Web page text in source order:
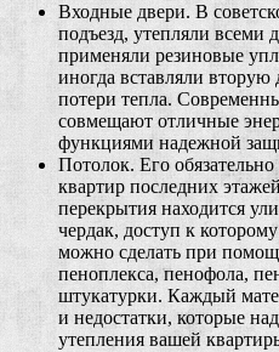
Входные двери. В
подъезд, утепляли всеми
применяли резиновые
иногда вставляли
потери тепла.
совмещают отличные
функциями надежной
Потолок. Его
квартир последних
перекрытия находится
чердак, доступ к
можно сделать при
пеноплекса, пенофола,
штукатурки. Каждый
и недостатки, которые
утепления вашей